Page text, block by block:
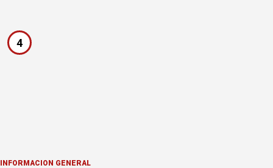
4
INFORMACION GENERAL